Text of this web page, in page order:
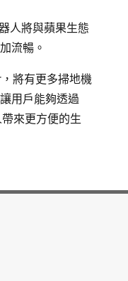
人將與蘋果生態
流暢。
將有更多掃地機
用戶能夠透過
來更方便的生